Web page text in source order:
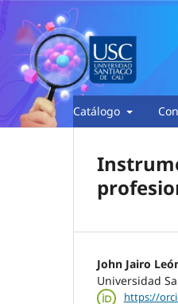
Catálogo
John Jairo
Universidad
https://